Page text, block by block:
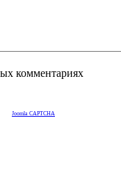
комментариях
Joomla CAPTCHA